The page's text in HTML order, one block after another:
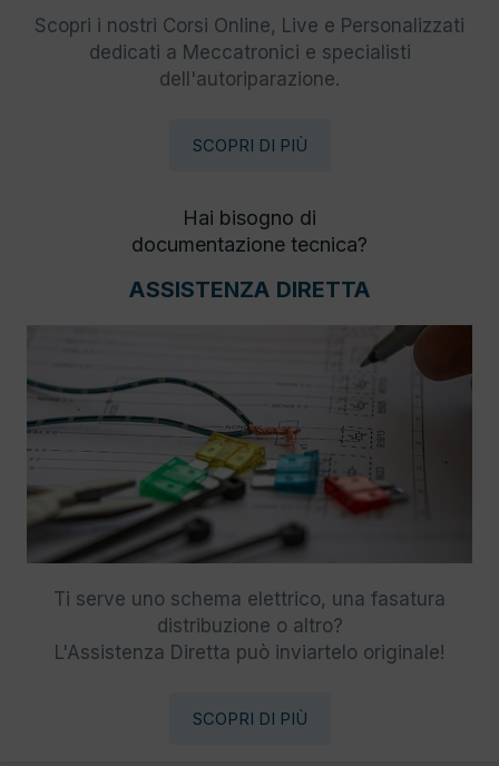
Scopri i nostri Corsi Online, Live e Personalizzati
dedicati a Meccatronici e specialisti
dell'autoriparazione.
SCOPRI DI PIÙ
Hai bisogno di
documentazione tecnica?
ASSISTENZA DIRETTA
Ti serve uno schema elettrico, una fasatura
distribuzione o altro?
L'Assistenza Diretta può inviartelo originale!
SCOPRI DI PIÙ